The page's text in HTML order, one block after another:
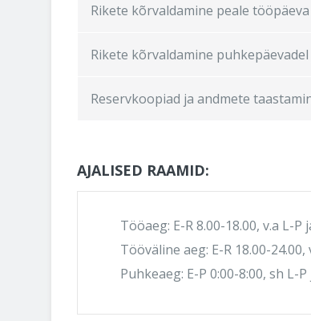
Rikete kõrvaldamine peale
Rikete kõrvaldamine
Reservkoopiad ja andmete
AJALISED RAAMID:
Tööaeg: E-R 8.00-18.00, v.a L-
Tööväline aeg: E-R 18.00-
Puhkeaeg: E-P 0:00-8:00, sh L-